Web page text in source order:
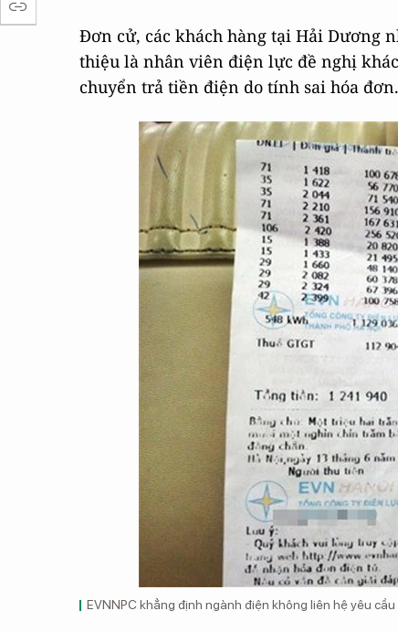
Đơn cử, các khách hàng tại Hải Dương
thiệu là nhân viên điện lực đề nghị
chuyển trả tiền điện do tính sai hóa đơn.
EVNNPC khẳng định ngành điện không liên hệ yêu